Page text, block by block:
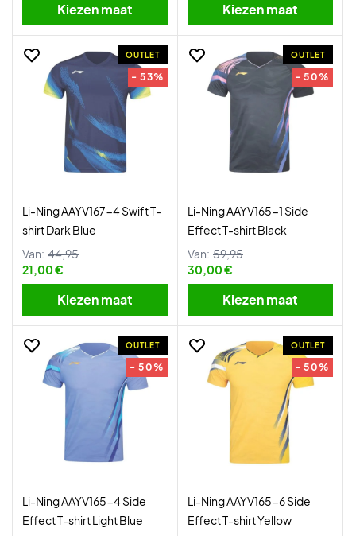
Kiezen maat Kiezen maat
OUTLET
- 53%
Li-Ning AAYV167-4 Swift T-
shirt Dark Blue
Van: 44,95
21,00 €
Kiezen maat
OUTLET
- 50%
Li-Ning AAYV165-1 Side
Effect T-shirt Black
Van: 59,95
30,00 €
Kiezen maat
OUTLET
- 50%
Li-Ning AAYV165-4 Side
Effect T-shirt Light Blue
OUTLET
- 50%
Li-Ning AAYV165-6 Side
Effect T-shirt Yellow